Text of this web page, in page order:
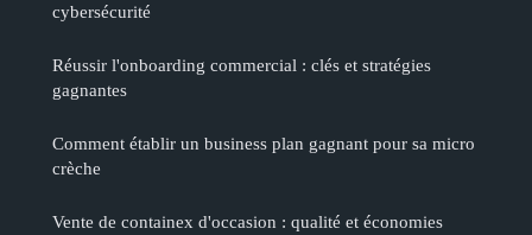
cybersécurité
Réussir l'onboarding commercial : clés et stratégies
gagnantes
Comment établir un business plan gagnant pour sa micro
crèche
Vente de containex d'occasion : qualité et économies